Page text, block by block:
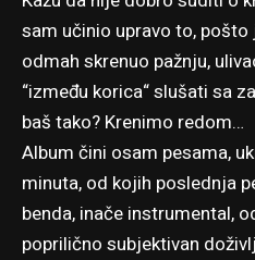
sam učinio upravo to,
odmah skrenuo pažnju,
“između korica“ slušati sa
baš tako? Krenimo redom…
Album čini osam pesama,
minuta, od kojih poslednja
benda, inače instrumental,
poprilično subjektivan